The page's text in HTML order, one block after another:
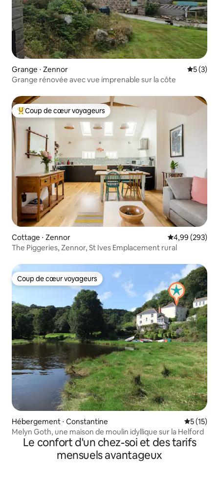
Grange ⋅ Zennor
5 (3)
Grange rénovée avec vue imprenable sur la côte
Coups de cœur voyageurs les plus appréciés
Coup de cœur voyageurs
Cottage ⋅ Zennor Évaluation
4,99 (293)
The Piggeries, Zennor, St Ives Emplacement rural
Coup de cœur voyageurs
Coup de cœur voyageurs
Hébergement ⋅ Constantine
5 (15)
Melyn Goth, une maison de moulin idyllique sur la Helford
Le confort d'un chez-soi et des tarifs
mensuels avantageux